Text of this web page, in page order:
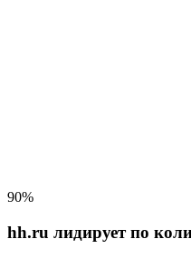
90%
hh.ru лидирует по